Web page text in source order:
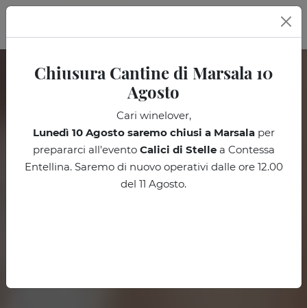
IT
Chiusura Cantine di Marsala 10
Agosto
Cari winelover,
Lunedì 10 Agosto saremo chiusi a Marsalaper
prepararci all'evento Calici di Stelle a Contessa
Entellina. Saremo di nuovo operativi dalle ore 12.00
del 11 Agosto.